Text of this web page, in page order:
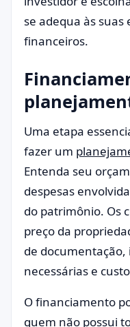
se adequa às
financeiros.
Uma etapa
fazer um
Entenda seu
despesas
do patrimônio. Os
preço da
de
necessárias e
O financiamento
quem não possui